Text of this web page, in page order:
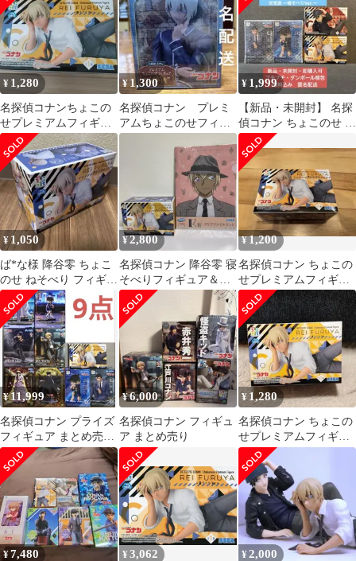
¥ 1,280
名探偵コナンちょこの
せプレミアムフィギュ
ア 降谷零 寝そべりVer.
中身のみ
¥ 1,300
名探偵コナン プレミ
アムちょこのせフィギ
ュア“安室透”
¥ 1,999
【新品・未開封】 名探
偵コナン ちょこのせ プ
レミアムフィギュア 4
点セット
¥1,050
ば*な様 降谷零 ちょこ
のせ ねそべり フィギュ
ア 名探偵コナン 安室透
¥2,800
名探偵コナン 降谷零 寝
そべりフィギュア＆ク
リアファイル(2枚入
り)2点セット
¥1,200
名探偵コナン ちょこの
せプレミアムフィギュ
ア 降谷零 寝そべりVer.
¥11,999
名探偵コナン プライズ
フィギュア まとめ売り
ちょこのせ XrossLink
¥6,000
名探偵コナン フィギュ
ア まとめ売り
¥ 1,280
名探偵コナン ちょこの
せプレミアムフィギュ
ア 降谷零 寝そべりVer.
¥7,480 ¥3,062 ¥2,000